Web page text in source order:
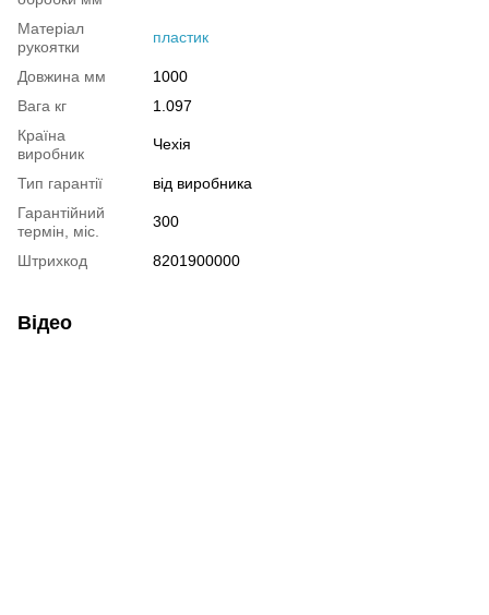
Матеріал
рукоятки
пластик
Довжина мм
1000
Вага кг
1.097
Країна
виробник
Чехія
Тип гарантії
від виробника
Гарантійний
термін, міс.
300
Штрихкод 8201900000
Відео